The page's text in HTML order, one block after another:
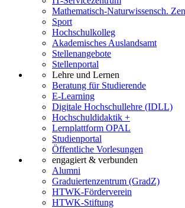
Mathematisch-Naturwissensch.
Sport
Hochschulkolleg
Akademisches Auslandsamt
Stellenangebote
Stellenportal
Lehre und Lernen
Beratung für Studierende
E-Learning
Digitale Hochschullehre (IDLL)
Hochschuldidaktik +
Lernplattform OPAL
Studienportal
Öffentliche Vorlesungen
engagiert & verbunden
Alumni
Graduiertenzentrum (GradZ)
HTWK-Förderverein
HTWK-Stiftung